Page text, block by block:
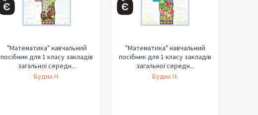
"Математика" навчальний
посібник для 1 класу закладів
загальної середн...
Будна Н.
"Математика" навчальний
посібник для 1 класу закладів
загальної середн...
Будна Н.